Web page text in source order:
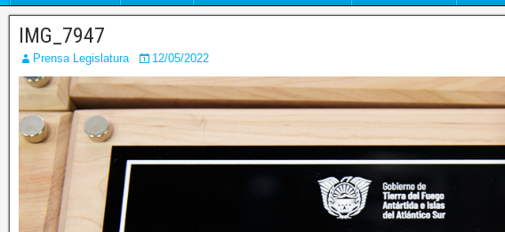
IMG_7947
Prensa Legislatura 12/05/2022